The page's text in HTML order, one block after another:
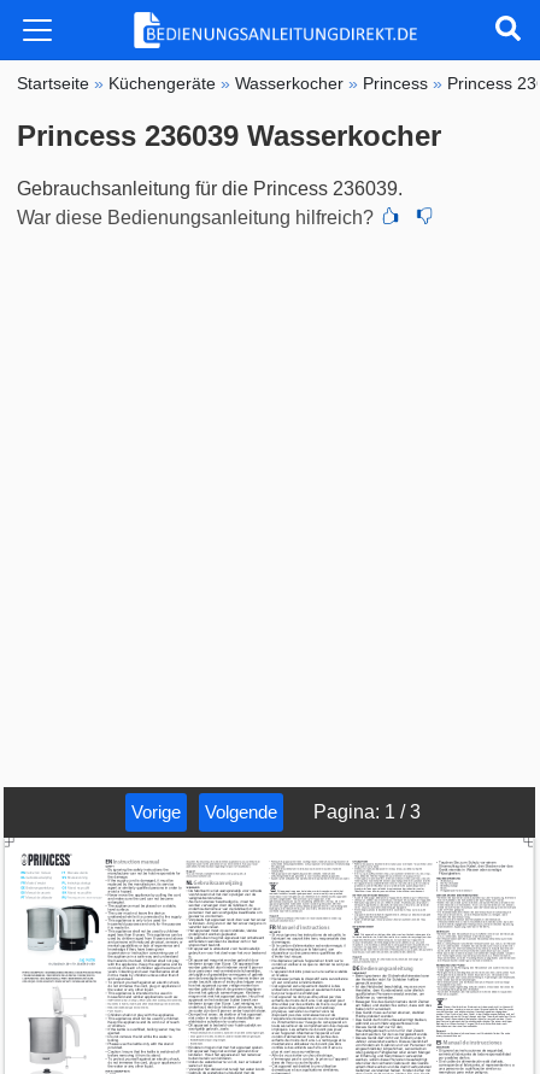
Startseite » Küchengeräte »Wasserkocher » Princess » Princess
Princess 236039 Wasserkocher
Gebrauchsanleitung für die Princess 236039.
War diese Bedienungsanleitung hilfreich?
Vorige Volgende Pagina: 1 /3